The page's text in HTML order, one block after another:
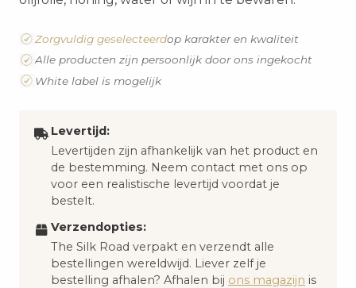
Zorgvuldig geselecteerdop karakter en kwaliteit
Alle producten zijn persoonlijk door ons ingekocht
White label is mogelijk
Levertijd:
Levertijden zijn afhankelijk van het product en
de bestemming. Neem contact met ons op
voor een realistische levertijd voordat je
bestelt.
Verzendopties:
The Silk Road verpakt en verzendt alle
bestellingen wereldwijd. Liever zelf je
bestelling afhalen? Afhalen bij ons magazijn is